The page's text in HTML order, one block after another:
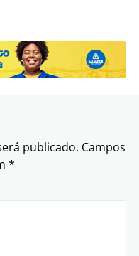
publicado. Campos
*